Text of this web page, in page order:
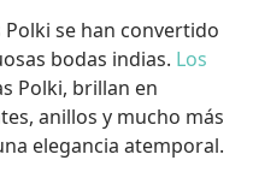
se han convertido
bodas indias. Los
Polki, brillan en
anillos y mucho más
elegancia atemporal.